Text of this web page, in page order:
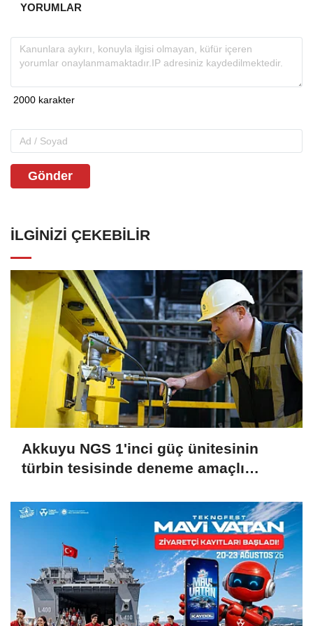
YORUMLAR
Gönder
İLGINIZI ÇEKEBILIR
Akkuyu NGS 1'inci güç ünitesinin
türbin tesisinde deneme amaçlı